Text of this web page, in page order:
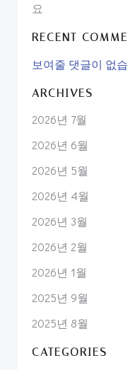
요
RECENT
보여줄 댓글이 없
ARCHIVES
2026년 7월
2026년 6월
2026년 5월
2026년 4월
2026년 3월
2026년 2월
2026년 1월
2025년 9월
2025년 8월
CATEGORIES